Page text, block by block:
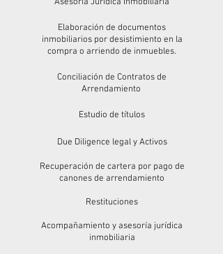
Elaboración de documentos
inmobiliarios por desistimiento en la
compra o arriendo de inmuebles.
Conciliación de Contratos de
Arrendamiento
Estudio de títulos
Due Diligence legal y Activos
Recuperación de cartera por pago de
canones de arrendamiento
Restituciones
Acompañamiento y asesoría jurídica
inmobiliaria